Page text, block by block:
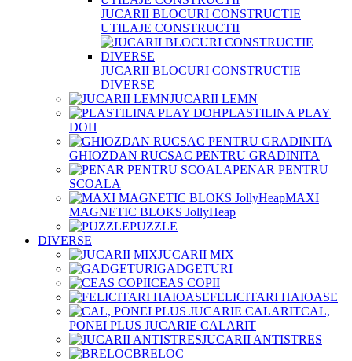
JUCARII BLOCURI CONSTRUCTIE
UTILAJE CONSTRUCTII
JUCARII BLOCURI CONSTRUCTIE
DIVERSE
JUCARII LEMN
PLASTILINA PLAY
DOH
GHIOZDAN RUCSAC PENTRU GRADINITA
PENAR PENTRU
SCOALA
MAXI
MAGNETIC BLOKS JollyHeap
PUZZLE
DIVERSE
JUCARII MIX
GADGETURI
CEAS COPII
FELICITARI HAIOASE
CAL,
PONEI PLUS JUCARIE CALARIT
JUCARII ANTISTRES
BRELOC